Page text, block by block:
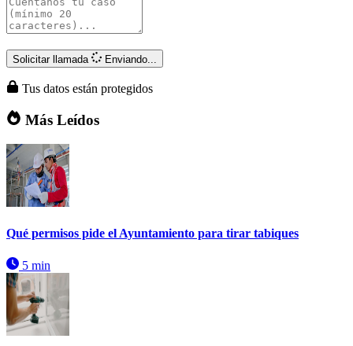
Solicitar llamada Enviando...
Tus datos están protegidos
Más Leídos
Qué permisos pide el Ayuntamiento para tirar tabiques
5 min